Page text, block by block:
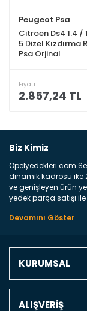
Peugeot Psa
Citroen Ds4 1.4 /
5 Dizel Kızdırma
Psa Orjinal
Fiyatı
2.857,24 TL
Biz Kimiz
Opelyedekleri.com
dinamik kadrosu ike
ve genişleyen ürün
yedek parça satışı
marka araçların ve
Türkiyenin 4 bir
parça gelebilir
KURUMSAL
ALIŞVERİŞ